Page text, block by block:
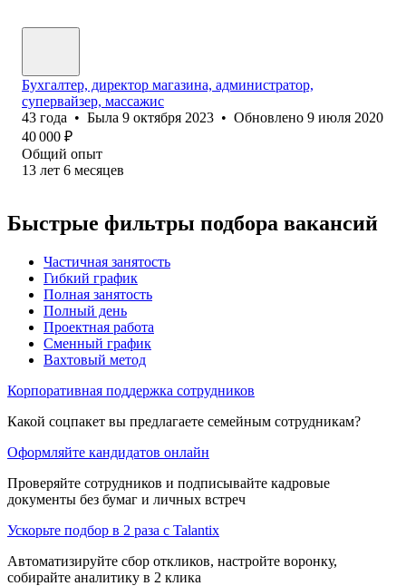
Бухгалтер, директор магазина, администратор,
супервайзер, массажис
43 года • Была 9 октября 2023 • Обновлено 9 июля 2020
40 000 ₽
Общий опыт
13 лет 6 месяцев
Быстрые фильтры подбора вакансий
Частичная занятость
Гибкий график
Полная занятость
Полный день
Проектная работа
Сменный график
Вахтовый метод
Корпоративная поддержка сотрудников
Какой соцпакет вы предлагаете семейным сотрудникам?
Оформляйте кандидатов онлайн
Проверяйте сотрудников и подписывайте кадровые
документы без бумаг и личных встреч
Ускорьте подбор в 2 раза с Talantix
Автоматизируйте сбор откликов, настройте воронку,
собирайте аналитику в 2 клика